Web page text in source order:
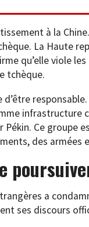
à la
La Haute
qu’elle viole
tchèque.
infrastructure
Pékin. Ce groupe
des armées
a
ses discours